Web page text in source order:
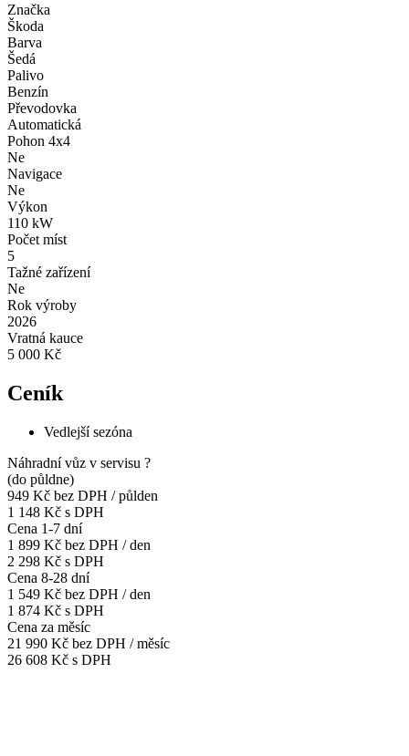
Značka
Škoda
Barva
Šedá
Palivo
Benzín
Převodovka
Automatická
Pohon 4x4
Ne
Navigace
Ne
Výkon
110 kW
Počet míst
5
Tažné zařízení
Ne
Rok výroby
2026
Vratná kauce
5 000 Kč
Ceník
Vedlejší sezóna
Náhradní vůz v servisu ?
(do půldne)
949 Kč bez DPH / půlden
1 148 Kč s DPH
Cena 1-7 dní
1 899 Kč bez DPH / den
2 298 Kč s DPH
Cena 8-28 dní
1 549 Kč bez DPH / den
1 874 Kč s DPH
Cena za měsíc
21 990 Kč bez DPH / měsíc
26 608 Kč s DPH